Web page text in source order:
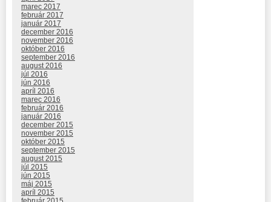
marec 2017
február 2017
január 2017
december 2016
november 2016
október 2016
september 2016
august 2016
júl 2016
jún 2016
apríl 2016
marec 2016
február 2016
január 2016
december 2015
november 2015
október 2015
september 2015
august 2015
júl 2015
jún 2015
máj 2015
apríl 2015